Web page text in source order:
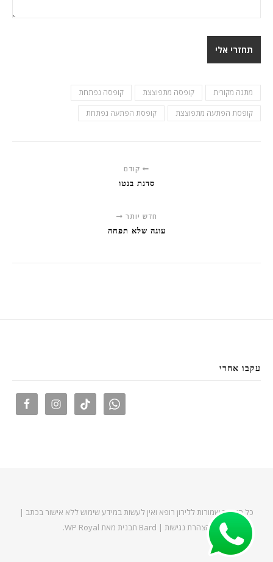
מתנה מקורית קופסה מתפוצצת
קופסה נפתחת
קופסת הפתעה מתפוצצת
קופסת הפתעה נפתחת
קודם
סדנת בנטו
חדש יותר
עוגה שלא תפחה
עקבו אחרי
כל הזכויות שמורות ללירון רופא ואין לעשות במידע שימוש ללא אישור בכתב |
הצהרת נגישות | Bard תבנית מאת WP Royal
.